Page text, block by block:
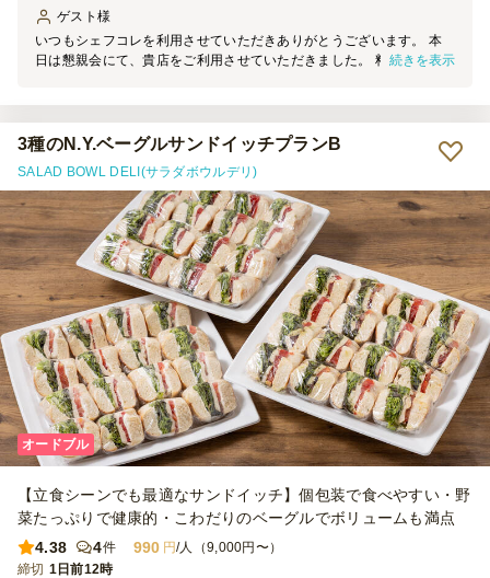
ゲスト 様
いつもシェフコレを利用させていただきありがとうございます。 本
日は懇親会にて、貴店をご利用させていただきました。 料理の見た
続きを表示
3種のN.Y.ベーグルサンドイッチプランB
SALAD BOWL DELI(サラダボウルデリ)
オードブル
【立食シーンでも最適なサンドイッチ】個包装で食べやすい・野
菜たっぷりで健康的・こわだりのベーグルでボリュームも満点
4.38
4件 990 円/人（9,000円〜）
締切 1日前12時